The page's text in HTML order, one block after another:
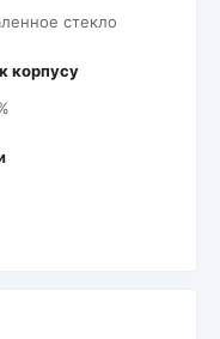
стекло
корпусу